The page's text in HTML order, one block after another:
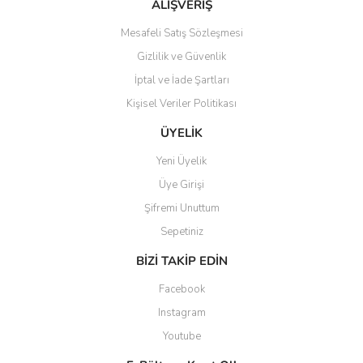
Gönder
ALIŞVERİŞ
Mesafeli Satış Sözleşmesi
Gizlilik ve Güvenlik
İptal ve İade Şartları
Kişisel Veriler Politikası
ÜYELİK
Yeni Üyelik
Üye Girişi
Şifremi Unuttum
Sepetiniz
BİZİ TAKİP EDİN
Facebook
Instagram
Youtube